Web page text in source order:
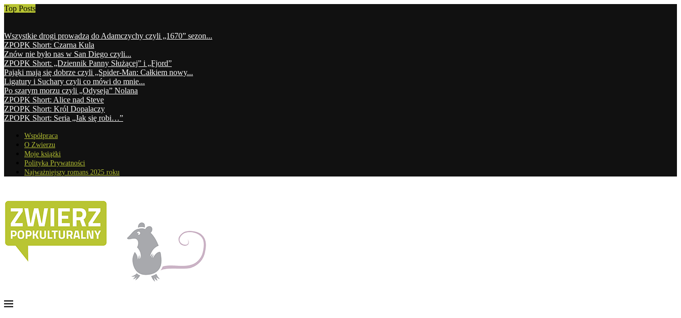
Top Posts
Wszystkie drogi prowadzą do Adamczychy czyli „1670” sezon...
ZPOPK Short: Czarna Kula
Znów nie było nas w San Diego czyli...
ZPOPK Short: „Dziennik Panny Służącej” i „Fjord”
Pająki mają się dobrze czyli „Spider-Man: Całkiem nowy...
Ligatury i Suchary czyli co mówi do mnie...
Po szarym morzu czyli „Odyseja” Nolana
ZPOPK Short: Alice nad Steve
ZPOPK Short: Król Dopalaczy
ZPOPK Short: Seria „Jak się robi…”
Współpraca
O Zwierzu
Moje książki
Polityka Prywatności
Najważniejszy romans 2025 roku